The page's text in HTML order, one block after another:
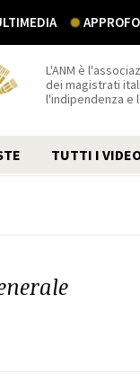
L'ANM è
dei magistrati
l'indipendenza e
TUTTI I